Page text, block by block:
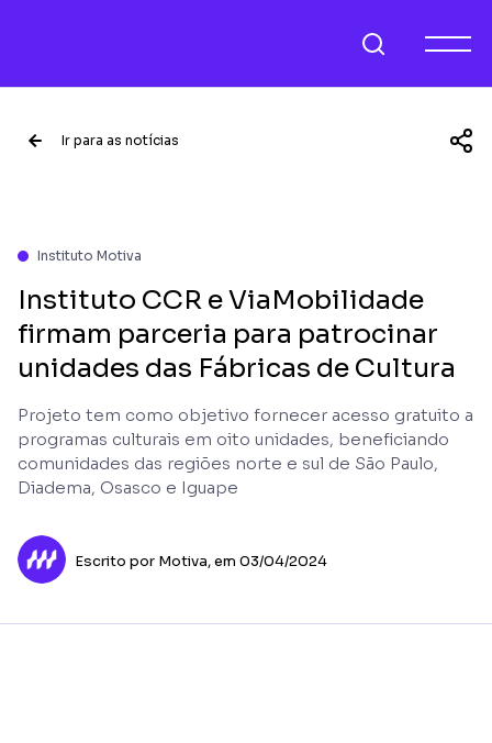
Ir para as notícias
Instituto Motiva
Instituto CCR e ViaMobilidade
firmam parceria para patrocinar
unidades das Fábricas de Cultura
Projeto tem como objetivo fornecer acesso gratuito a
programas culturais em oito unidades, beneficiando
comunidades das regiões norte e sul de São Paulo,
Diadema, Osasco e Iguape
Escrito por Motiva,em 03/04/2024